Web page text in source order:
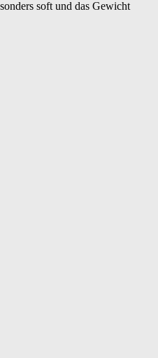
soft und das Gewicht